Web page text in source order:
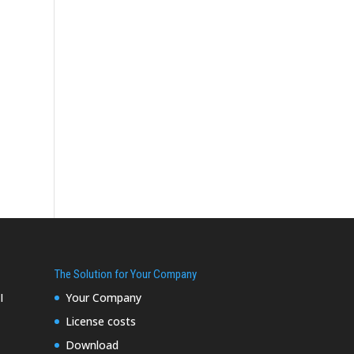
The Solution for Your Company
Your Company
License costs
Download